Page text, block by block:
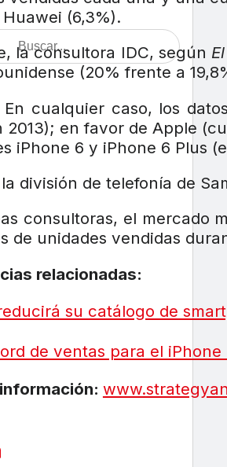
(6,3%).
la consultora IDC, según
(20% frente a
En cualquier caso, los
2013); en favor de Apple
iPhone 6 y iPhone 6 Plus
división de telefonía de
consultoras, el mercado
de unidades vendidas
relacionadas:
su catálogo de
de ventas para el iPhone